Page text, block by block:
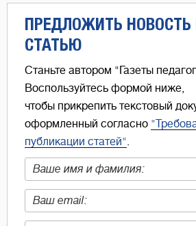
ПРЕДЛОЖИТЬ НОВОСТЬ
СТАТЬЮ
Станьте автором "Газеты
Воспользуйтесь формой ниже,
чтобы прикрепить текстовый
оформленный согласно
публикации статей"